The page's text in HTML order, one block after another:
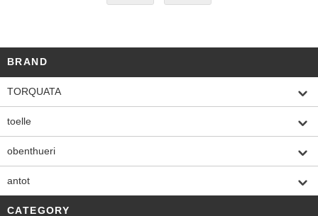
BRAND
TORQUATA
toelle
obenthueri
antot
CATEGORY